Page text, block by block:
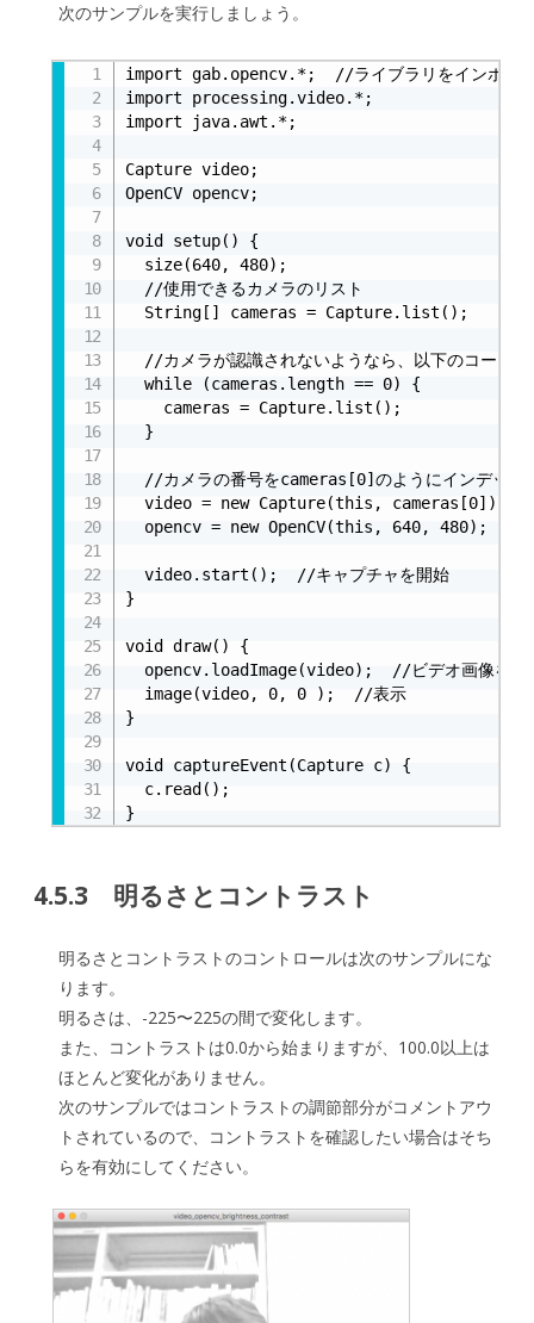
次のサンプルを実行しましょう。
リスト4.5-aimport gab.opencv.*;  //ライブラリをインポー
import processing.video.*;
import java.awt.*;
Capture video;
OpenCV opencv;
void setup() {
  size(640, 480);
  //使用できるカメラのリスト
  String[] cameras = Capture.list();
//カメラが認識されないようなら、以下のコードを
  while (cameras.length == 0) {
    cameras = Capture.list();
  }
//カメラの番号をcameras[0]のようにインデック
  video = new Capture(this, cameras[0]);
  opencv = new OpenCV(this, 640, 480);
  video.start();  //キャプチャを開始
}
void draw() {
opencv.loadImage(video);  //ビデオ画像をメ
  image(video, 0, 0 );  //表示
}
void captureEvent(Capture c) {
  c.read();
}
4.5.3 明るさとコントラスト
明るさとコントラストのコントロールは次のサンプルにな
ります。
明るさは、-225〜225の間で変化します。
また、コントラストは0.0から始まりますが、100.0以上は
ほとんど変化がありません。
次のサンプルではコントラストの調節部分がコメントアウ
トされているので、コントラストを確認したい場合はそち
らを有効にしてください。